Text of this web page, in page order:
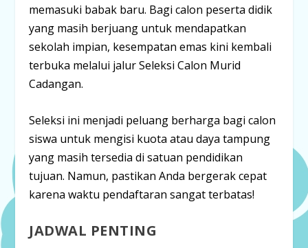
memasuki babak baru. Bagi calon peserta didik
yang masih berjuang untuk mendapatkan
sekolah impian, kesempatan emas kini kembali
terbuka melalui jalurSeleksi Calon Murid
Cadangan.
Seleksi ini menjadi peluang berharga bagi calon
siswa untuk mengisi kuota atau daya tampung
yang masih tersedia di satuan pendidikan
tujuan. Namun, pastikan Anda bergerak cepat
karena waktu pendaftaran sangat terbatas!
JADWAL PENTING